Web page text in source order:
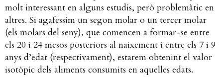
molt interessant en alguns estudis, però problemàtic en
altres. Si agafessim un segon molar o un tercer molar
(els molars del seny), que comencen a formar-se entre
els 20 i 24 mesos posteriors al naixement i entre els 7 i 9
anys d’edat (respectivament), estarem obtenint el valor
isotòpic dels aliments consumits en aquelles edats.